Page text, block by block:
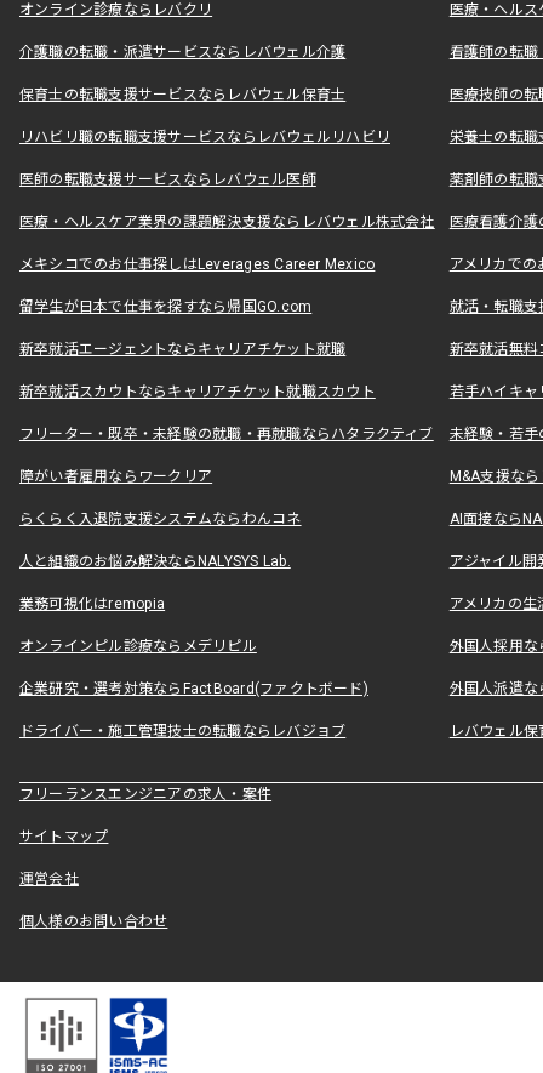
オンライン診療ならレバクリ 医療・ヘル
介護職の転職・派遣サービスならレバウェル介護 看護師の転
保育士の転職支援サービスならレバウェル保育士 医療技師の
リハビリ職の転職支援サービスならレバウェルリハビリ 栄養士の転
医師の転職支援サービスならレバウェル医師 薬剤師の転
医療・ヘルスケア業界の課題解決支援ならレバウェル株式会社 医療看護介
メキシコでのお仕事探しはLeverages Career Mexico アメリカで
留学生が日本で仕事を探すなら帰国GO.com 就活・転職
新卒就活エージェントならキャリアチケット就職 新卒就活無料
新卒就活スカウトならキャリアチケット就職スカウト 若手ハイキ
フリーター・既卒・未経験の就職・再就職ならハタラクティブ 未経験・若手
障がい者雇用ならワークリア M&A支援な
らくらく入退院支援システムならわんコネ AI面接なら
人と組織のお悩み解決ならNALYSYS Lab. アジャイル
業務可視化はremopia アメリカの
オンラインピル診療ならメデリピル 外国人採用
企業研究・選考対策ならFactBoard(ファクトボード) 外国人派遣な
ドライバー・施工管理技士の転職ならレバジョブ レバウェル
フリーランスエンジニアの求人・案件
サイトマップ
運営会社
個人様のお問い合わせ